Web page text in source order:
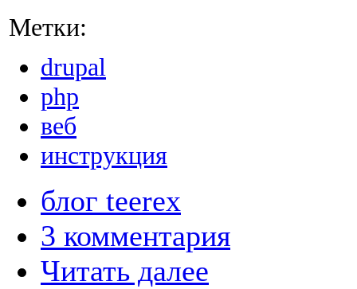
Метки:
drupal
php
веб
инструкция
блог teerex
3 комментария
Читать далее